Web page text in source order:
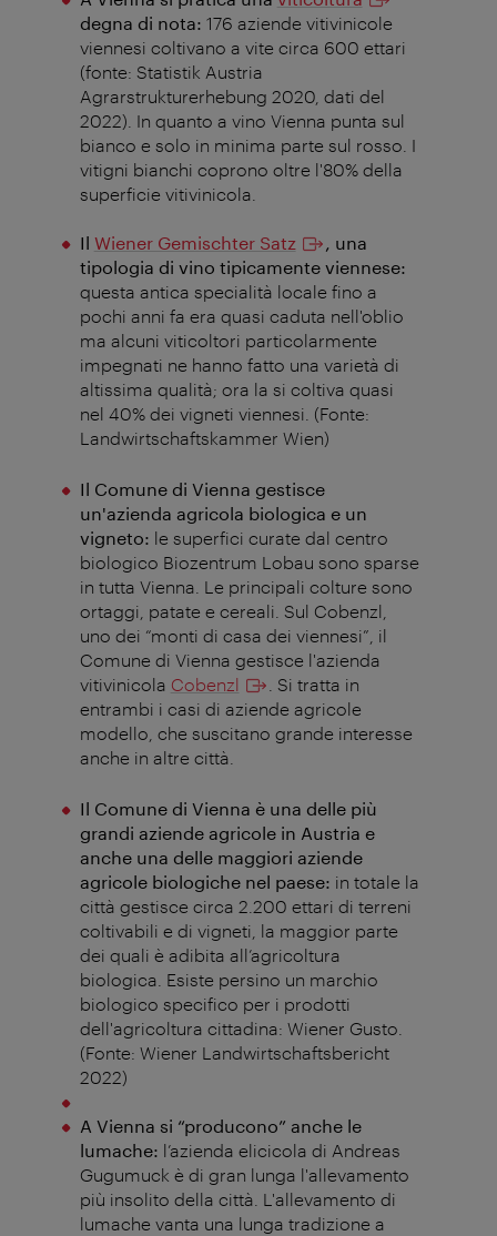
degna di nota: 176 aziende vitivinicole
viennesi coltivano a vite circa 600 ettari
(fonte: Statistik Austria
Agrarstrukturerhebung 2020, dati del
2022). In quanto a vino Vienna punta sul
bianco e solo in minima parte sul rosso. I
vitigni bianchi coprono oltre l'80% della
superficie vitivinicola.
Il Wiener Gemischter Satz
, una
tipologia di vino tipicamente viennese:
questa antica specialità locale fino a
pochi anni fa era quasi caduta nell'oblio
ma alcuni viticoltori particolarmente
impegnati ne hanno fatto una varietà di
altissima qualità; ora la si coltiva quasi
nel 40% dei vigneti viennesi. (Fonte:
Landwirtschaftskammer Wien)
Il Comune di Vienna gestisce
un'azienda agricola biologica e un
vigneto: le superfici curate dal centro
biologico Biozentrum Lobau sono sparse
in tutta Vienna. Le principali colture sono
ortaggi, patate e cereali. Sul Cobenzl,
uno dei “monti di casa dei viennesi”, il
Comune di Vienna gestisce l'azienda
vitivinicola Cobenzl
. Si tratta in
entrambi i casi di aziende agricole
modello, che suscitano grande interesse
anche in altre città.
Il Comune di Vienna è una delle più
grandi aziende agricole in Austria e
anche una delle maggiori aziende
agricole biologiche nel paese: in totale la
città gestisce circa 2.200 ettari di terreni
coltivabili e di vigneti, la maggior parte
dei quali è adibita all’agricoltura
biologica. Esiste persino un marchio
biologico specifico per i prodotti
dell'agricoltura cittadina: Wiener Gusto.
(Fonte: Wiener Landwirtschaftsbericht
2022)
A Vienna si “producono” anche le
lumache: l’azienda elicicola di Andreas
Gugumuck è di gran lunga l'allevamento
più insolito della città. L'allevamento di
lumache vanta una lunga tradizione a